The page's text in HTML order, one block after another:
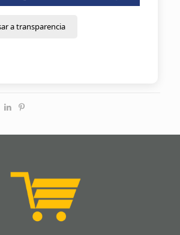
a transparencia